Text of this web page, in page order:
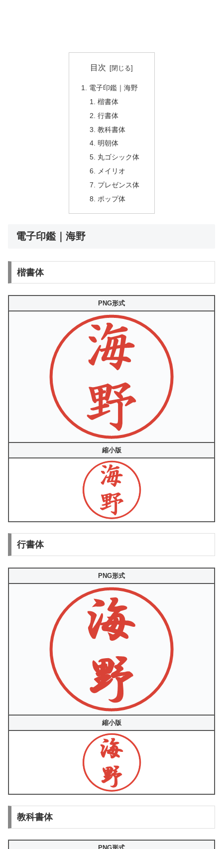
目次
電子印鑑｜海野
楷書体
行書体
教科書体
明朝体
丸ゴシック体
メイリオ
プレゼンス体
ポップ体
電子印鑑｜海野
楷書体
PNG形式
縮小版
行書体
PNG形式
縮小版
教科書体